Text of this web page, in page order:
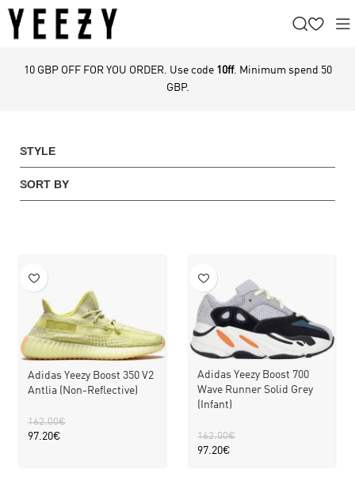
10 GBP OFF FOR YOU ORDER. Use code 10ff. Minimum spend 50
GBP.
STYLE
SORT BY
Adidas Yeezy Boost 350 V2
Antlia (Non-Reflective)
162.00€
97.20€
Adidas Yeezy Boost 700
Wave Runner Solid Grey
(Infant)
162.00€
97.20€